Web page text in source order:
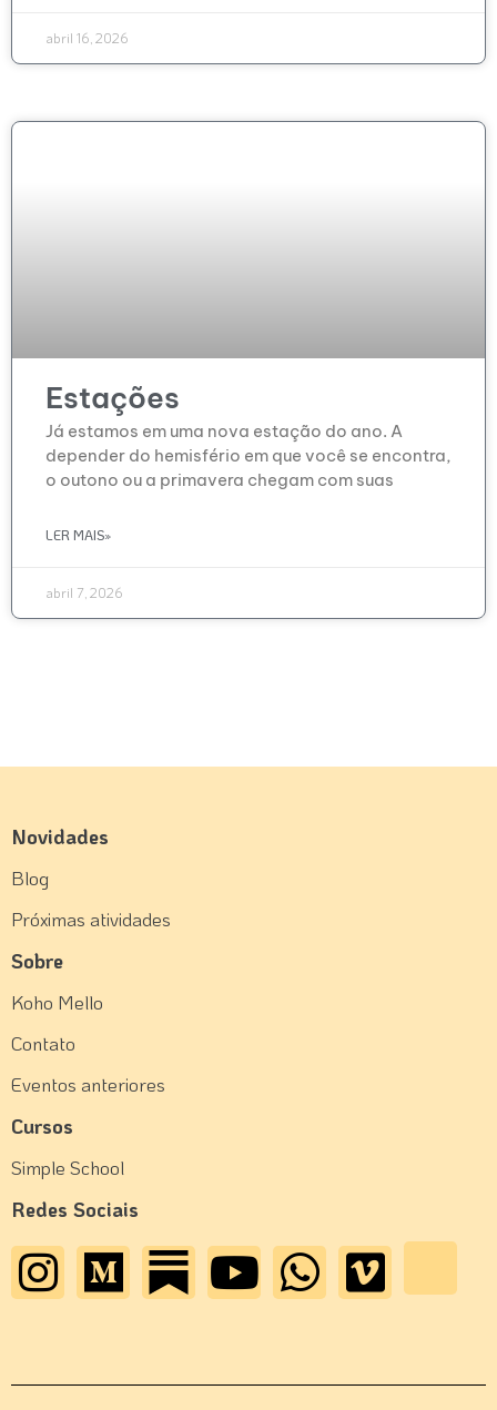
abril 16, 2026
Estações
Já estamos em uma nova estação do ano. A
depender do hemisfério em que você se encontra,
o outono ou a primavera chegam com suas
LER MAIS»
abril 7, 2026
Novidades
Blog
Próximas atividades
Sobre
Koho Mello
Contato
Eventos anteriores
Cursos
Simple School
Redes Sociais